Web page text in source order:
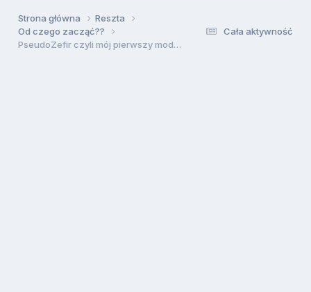
Cała aktywność
Strona główna
Reszta
Od czego zacząć??
PseudoZefir czyli mój pierwszy model...